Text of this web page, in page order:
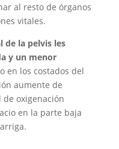
al resto de órganos
vitales.
de la pelvis les
y un menor
en los costados del
aumente de
oxigenación
en la parte baja